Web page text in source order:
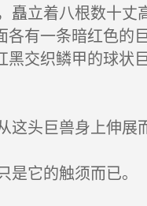
矗立着八根数十丈
各有一条暗红色的
黑交织鳞甲的球状
头巨兽身上伸展
它的触须而已。